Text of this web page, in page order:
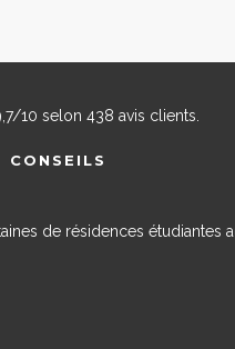
/10 selon 438 avis clients.
CONSEILS
de résidences étudiantes